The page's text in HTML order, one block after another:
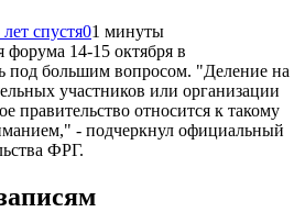
лет спустя01 минуты
14-15 октября в
под большим вопросом. "Деление на
участников или организации
правительство относится к такому
- подчеркнул официальный
ФРГ.